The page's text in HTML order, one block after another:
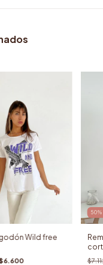
Wild free
50